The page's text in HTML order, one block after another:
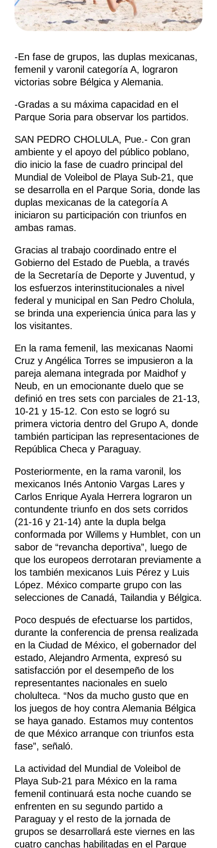
-En fase de grupos, las duplas mexicanas,
femenil y varonil categoría A, lograron
victorias sobre Bélgica y Alemania.
-Gradas a su máxima capacidad en el
Parque Soria para observar los partidos.
SAN PEDRO CHOLULA, Pue.- Con gran
ambiente y el apoyo del público poblano,
dio inicio la fase de cuadro principal del
Mundial de Voleibol de Playa Sub-21, que
se desarrolla en el Parque Soria, donde las
duplas mexicanas de la categoría A
iniciaron su participación con triunfos en
ambas ramas.
Gracias al trabajo coordinado entre el
Gobierno del Estado de Puebla, a través
de la Secretaría de Deporte y Juventud, y
los esfuerzos interinstitucionales a nivel
federal y municipal en San Pedro Cholula,
se brinda una experiencia única para las y
los visitantes.
En la rama femenil, las mexicanas Naomi
Cruz y Angélica Torres se impusieron a la
pareja alemana integrada por Maidhof y
Neub, en un emocionante duelo que se
definió en tres sets con parciales de 21-13,
10-21 y 15-12. Con esto se logró su
primera victoria dentro del Grupo A, donde
también participan las representaciones de
República Checa y Paraguay.
Posteriormente, en la rama varonil, los
mexicanos Inés Antonio Vargas Lares y
Carlos Enrique Ayala Herrera lograron un
contundente triunfo en dos sets corridos
(21-16 y 21-14) ante la dupla belga
conformada por Willems y Humblet, con un
sabor de “revancha deportiva”, luego de
que los europeos derrotaran previamente a
los también mexicanos Luis Pérez y Luis
López. México comparte grupo con las
selecciones de Canadá, Tailandia y Bélgica.
Poco después de efectuarse los partidos,
durante la conferencia de prensa realizada
en la Ciudad de México, el gobernador del
estado, Alejandro Armenta, expresó su
satisfacción por el desempeño de los
representantes nacionales en suelo
cholulteca. “Nos da mucho gusto que en
los juegos de hoy contra Alemania Bélgica
se haya ganado. Estamos muy contentos
de que México arranque con triunfos esta
fase”, señaló.
La actividad del Mundial de Voleibol de
Playa Sub-21 para México en la rama
femenil continuará esta noche cuando se
enfrenten en su segundo partido a
Paraguay y el resto de la jornada de
grupos se desarrollará este viernes en las
cuatro canchas habilitadas en el Parque